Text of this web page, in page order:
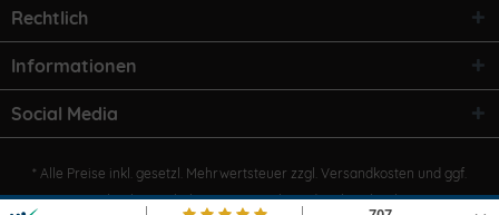
Rechtlich
Informationen
Social Media
* Alle Preise inkl. gesetzl. Mehrwertsteuer zzgl. Versandkosten und ggf.
Nachnahmegebühren, wenn nicht anders beschrieben